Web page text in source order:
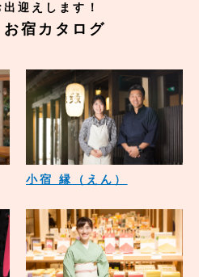
迎えします！
宿カタログ
小宿 縁（えん）